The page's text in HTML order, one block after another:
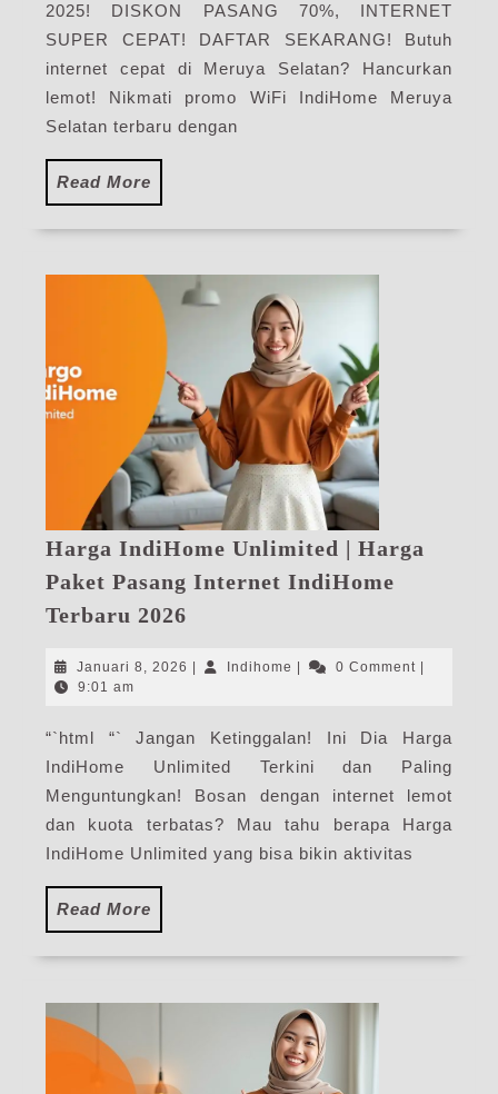
2025! DISKON PASANG 70%, INTERNET
SUPER CEPAT! DAFTAR SEKARANG! Butuh
internet cepat di Meruya Selatan? Hancurkan
lemot! Nikmati promo WiFi IndiHome Meruya
Selatan terbaru dengan
Read More
More
Harga IndiHome Unlimited | Harga
Paket Pasang Internet IndiHome
Terbaru 2026
Unlimited
Paket
Pasang
Internet
IndiHome
Terbaru
Januari 8, 2026 JanuariIndihome Indihome0 Comment
9:01 am
“`html “` Jangan Ketinggalan! Ini Dia Harga
IndiHome Unlimited Terkini dan Paling
Menguntungkan! Bosan dengan internet lemot
dan kuota terbatas? Mau tahu berapa Harga
IndiHome Unlimited yang bisa bikin aktivitas
Read More
More